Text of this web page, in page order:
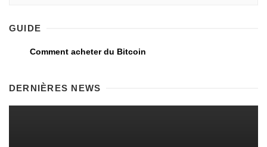
GUIDE
Comment acheter du Bitcoin
DERNIÈRES NEWS